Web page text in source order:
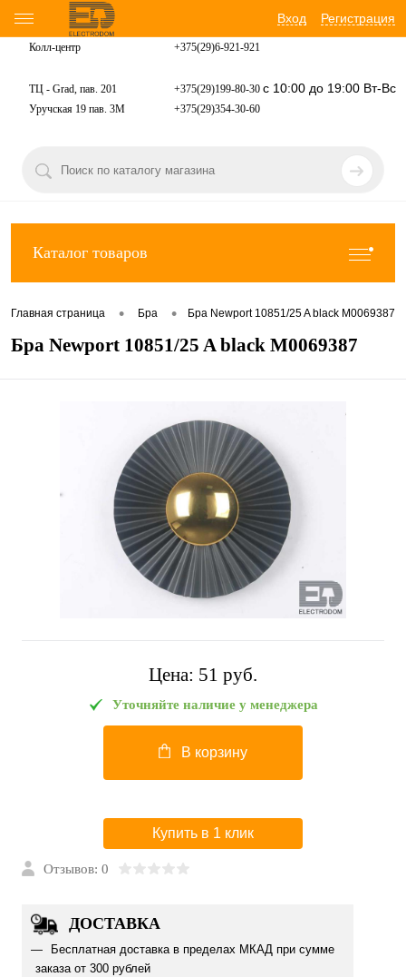
Вход Регистрация
Колл-центр +375(29)6-921-921
ТЦ - Grad, пав. 201 +375(29)199-80-30 с 10:00 до 19:00 Вт-Вс
Уручская 19 пав. 3М +375(29)354-30-60
Каталог товаров
Главная страница • Бра • Бра Newport 10851/25 A black М0069387
Бра Newport 10851/25 A black М0069387
Цена: 51 pуб.
Уточняйте наличие у менеджера
В корзину
Купить в 1 клик
Отзывов: 0
ДОСТАВКА
Бесплатная доставка в пределах МКАД при сумме
заказа от 300 рублей